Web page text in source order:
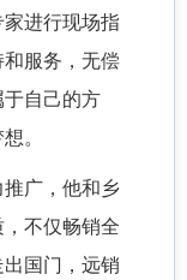
进行现场指
服务，无偿
自己的方
。
推广，他和乡
不仅畅销全
国门，远销